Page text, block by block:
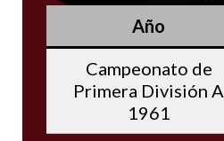
Año
Campeonato de
Primera División A
1961